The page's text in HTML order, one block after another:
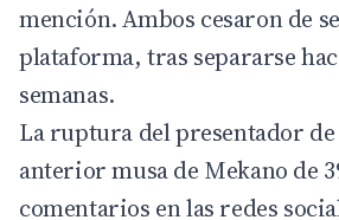
mención. Ambos cesaron de
plataforma, tras separarse
semanas.
La ruptura del presentador de
anterior musa de Mekano de
comentarios en las redes